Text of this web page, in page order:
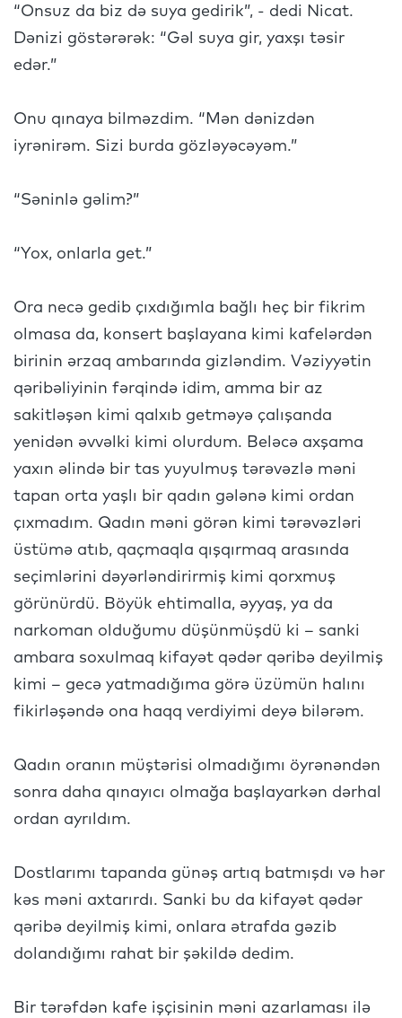
“Onsuz da biz də suya gedirik”, - dedi Nicat.
Dənizi göstərərək: “Gəl suya gir, yaxşı təsir
edər.”
Onu qınaya bilməzdim. “Mən dənizdən
iyrənirəm. Sizi burda gözləyəcəyəm.”
“Səninlə gəlim?”
“Yox, onlarla get.”
Ora necə gedib çıxdığımla bağlı heç bir fikrim
olmasa da, konsert başlayana kimi kafelərdən
birinin ərzaq ambarında gizləndim. Vəziyyətin
qəribəliyinin fərqində idim, amma bir az
sakitləşən kimi qalxıb getməyə çalışanda
yenidən əvvəlki kimi olurdum. Beləcə axşama
yaxın əlində bir tas yuyulmuş tərəvəzlə məni
tapan orta yaşlı bir qadın gələnə kimi ordan
çıxmadım. Qadın məni görən kimi tərəvəzləri
üstümə atıb, qaçmaqla qışqırmaq arasında
seçimlərini dəyərləndirirmiş kimi qorxmuş
görünürdü. Böyük ehtimalla, əyyaş, ya da
narkoman olduğumu düşünmüşdü ki – sanki
ambara soxulmaq kifayət qədər qəribə deyilmiş
kimi – gecə yatmadığıma görə üzümün halını
fikirləşəndə ona haqq verdiyimi deyə bilərəm.
Qadın oranın müştərisi olmadığımı öyrənəndən
sonra daha qınayıcı olmağa başlayarkən dərhal
ordan ayrıldım.
Dostlarımı tapanda günəş artıq batmışdı və hər
kəs məni axtarırdı. Sanki bu da kifayət qədər
qəribə deyilmiş kimi, onlara ətrafda gəzib
dolandığımı rahat bir şəkildə dedim.
Bir tərəfdən kafe işçisinin məni azarlaması ilə